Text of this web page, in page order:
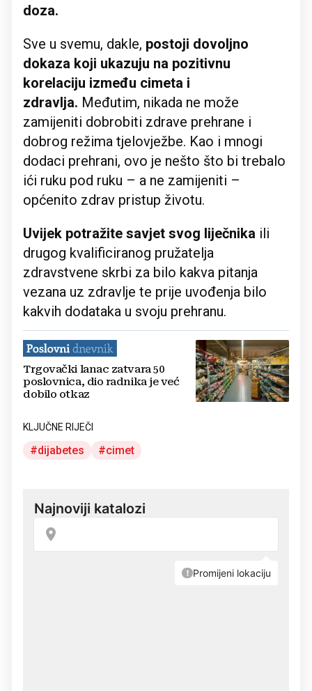
doza.
Sve u svemu, dakle, postoji dovoljno
dokaza koji ukazuju na pozitivnu
korelaciju između cimeta i
zdravlja. Međutim, nikada ne može
zamijeniti dobrobiti zdrave prehrane i
dobrog režima tjelovježbe. Kao i mnogi
dodaci prehrani, ovo je nešto što bi trebalo
ići ruku pod ruku – a ne zamijeniti –
općenito zdrav pristup životu.
Uvijek potražite savjet svog liječnika ili
drugog kvalificiranog pružatelja
zdravstvene skrbi za bilo kakva pitanja
vezana uz zdravlje te prije uvođenja bilo
kakvih dodataka u svoju prehranu.
Trgovački lanac zatvara 50
poslovnica, dio radnika je već
dobilo otkaz
KLJUČNE RIJEČI
dijabetes cimet